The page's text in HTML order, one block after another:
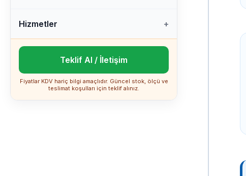
Hizmetler
Teklif Al / İletişim
Fiyatlar KDV hariç bilgi amaçlıdır. Güncel stok, ölçü ve
teslimat koşulları için teklif alınız.